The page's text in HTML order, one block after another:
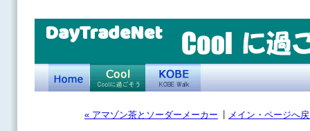
DayTradeNet
« アマゾン茶とソーダーメーカー メイン・ページへ